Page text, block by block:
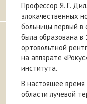
Профессор Я. Г.
злокачественных
больницы первый в
была образована в
ортовольтной
на аппарате
института.
В настоящее время
области лучевой